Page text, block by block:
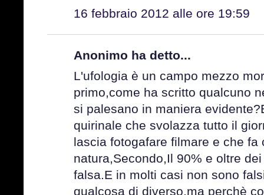
16 febbraio 2012 alle ore 19:59
Anonimo ha detto...
L'ufologia è un campo mezzo
primo,come ha scritto qualcuno
si palesano in maniera
quirinale che svolazza tutto il
lascia fotogafare filmare e che fa
natura,Secondo,Il 90% e oltre
falsa.E in molti casi non sono
qualcosa di diverso,ma perchè